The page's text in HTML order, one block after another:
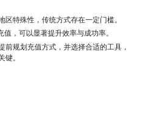
特殊性，传统方式存在一定门槛。
，可以显著提升效率与成功率。
前规划充值方式，并选择合适的工具，
键。